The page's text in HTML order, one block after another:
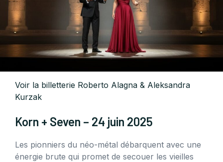
Voir la billetterie Roberto Alagna & Aleksandra
Kurzak
Korn + Seven – 24 juin 2025
Les pionniers du néo-métal débarquent avec une
énergie brute qui promet de secouer les vieilles